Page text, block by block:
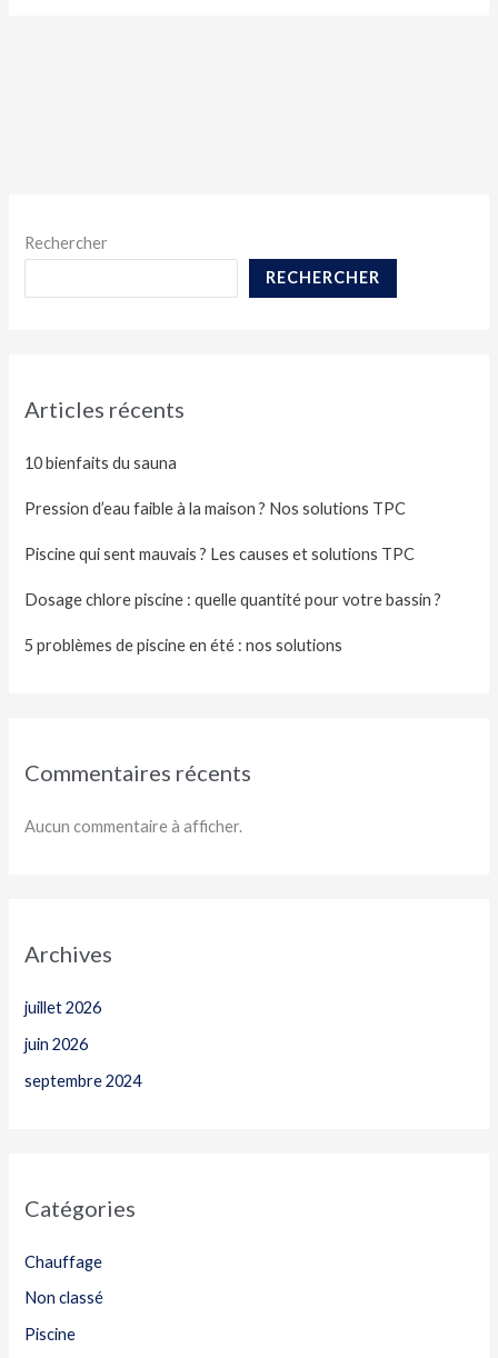
Rechercher
RECHERCHER
Articles récents
10 bienfaits du sauna
Pression d’eau faible à la maison ? Nos solutions TPC
Piscine qui sent mauvais ? Les causes et solutions TPC
Dosage chlore piscine : quelle quantité pour votre bassin ?
5 problèmes de piscine en été : nos solutions
Commentaires récents
Aucun commentaire à afficher.
Archives
juillet 2026
juin 2026
septembre 2024
Catégories
Chauffage
Non classé
Piscine